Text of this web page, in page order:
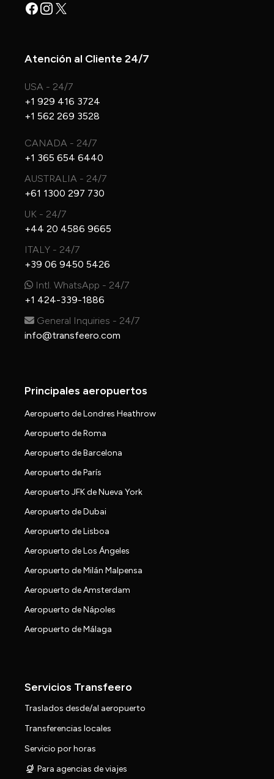
Facebook
Instagram
X
Atención al Cliente 24/7
USA - 24/7
+1 929 416 3724
+1 562 269 3528
CANADA - 24/7
+1 365 654 6440
AUSTRALIA - 24/7
+61 1300 297 730
UK - 24/7
+44 20 4586 9665
ITALY - 24/7
+39 06 9450 5426
Intl. WhatsApp - 24/7
+1 424-339-1886
General Inquiries - 24/7
info@transfeero.com
Principales aeropuertos
Aeropuerto de Londres Heathrow
Aeropuerto de Roma
Aeropuerto de Barcelona
Aeropuerto de París
Aeropuerto JFK de Nueva York
Aeropuerto de Dubai
Aeropuerto de Lisboa
Aeropuerto de Los Ángeles
Aeropuerto de Milán Malpensa
Aeropuerto de Amsterdam
Aeropuerto de Nápoles
Aeropuerto de Málaga
Servicios Transfeero
Traslados desde/al aeropuerto
Transferencias locales
Servicio por horas
Para agencias de viajes